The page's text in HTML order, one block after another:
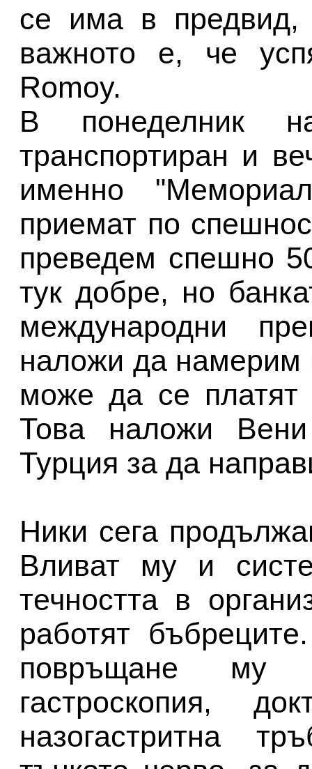
се има в
важното е, че
Romoy.
В понеделник
транспортиран и
именно
приемат по
преведем спешно
тук добре, но
международни
наложи да намерим
може да се платят
Това наложи
Турция за да
Ники сега
Вливат му и
течността в
работят
повръщане му
гастроскопия,
назогастритна